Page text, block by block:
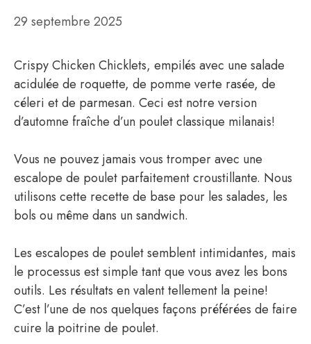
29 septembre 2025
Crispy Chicken Chicklets, empilés avec une salade
acidulée de roquette, de pomme verte rasée, de
céleri et de parmesan. Ceci est notre version
d’automne fraîche d’un poulet classique milanais!
Vous ne pouvez jamais vous tromper avec une
escalope de poulet parfaitement croustillante. Nous
utilisons cette recette de base pour les salades, les
bols ou même dans un sandwich.
Les escalopes de poulet semblent intimidantes, mais
le processus est simple tant que vous avez les bons
outils. Les résultats en valent tellement la peine!
C’est l’une de nos quelques façons préférées de faire
cuire la poitrine de poulet.